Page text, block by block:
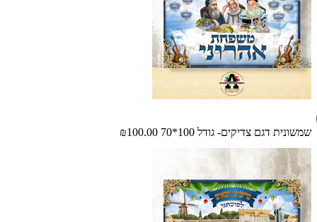
שמשונית דגם צדיקים- גודל 100*70 ₪100.00